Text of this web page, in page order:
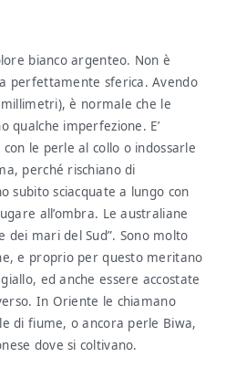
bianco argenteo. Non è
perfettamente sferica. Avendo
è normale che le
qualche imperfezione. E’
le perle al collo o indossarle
perché rischiano di
subito sciacquate a lungo con
all’ombra. Le australiane
dei mari del Sud”. Sono molto
e proprio per questo meritano
ed anche essere accostate
In Oriente le chiamano
di fiume, o ancora perle Biwa,
dove si coltivano.